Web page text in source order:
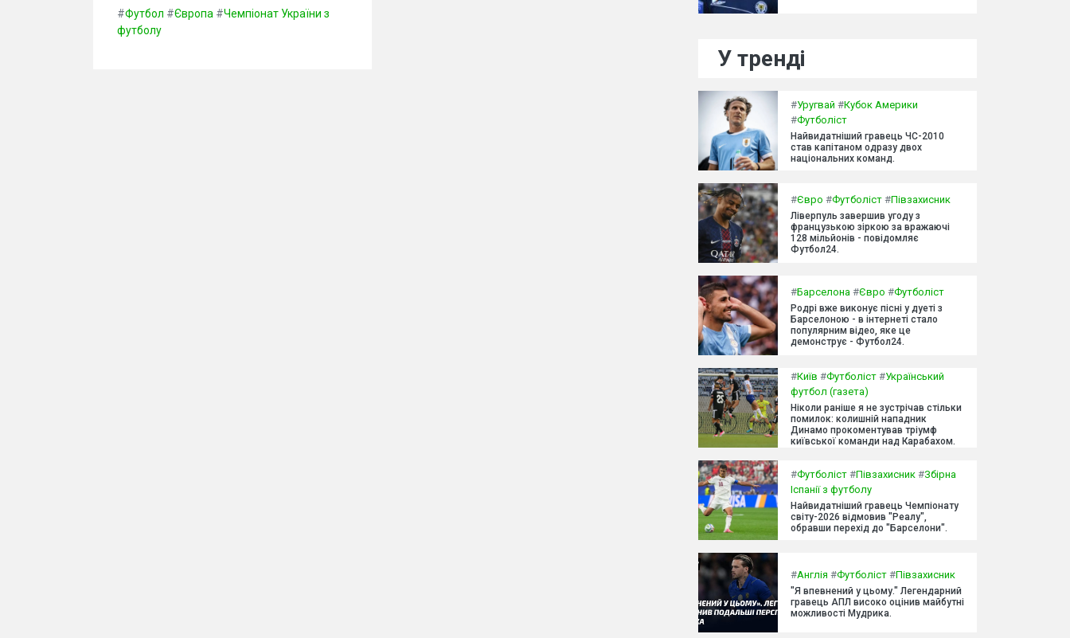
#Футбол #Європа #Чемпіонат України з
футболу
У тренді
#Уругвай #Кубок Америки
#Футболіст
Найвидатніший гравець ЧС-2010
став капітаном одразу двох
національних команд.
#Євро #Футболіст #Півзахисник
Ліверпуль завершив угоду з
французькою зіркою за вражаючі
128 мільйонів - повідомляє
Футбол24.
#Барселона #Євро #Футболіст
Родрі вже виконує пісні у дуеті з
Барселоною - в інтернеті стало
популярним відео, яке це
демонструє - Футбол24.
#Київ #Футболіст #Український
футбол (газета)
Ніколи раніше я не зустрічав стільки
помилок: колишній нападник
Динамо прокоментував тріумф
київської команди над Карабахом.
#Футболіст #Півзахисник #Збірна
Іспанії з футболу
Найвидатніший гравець Чемпіонату
світу-2026 відмовив "Реалу",
обравши перехід до "Барселони".
#Англія #Футболіст #Півзахисник
"Я впевнений у цьому." Легендарний
гравець АПЛ високо оцінив майбутні
можливості Мудрика.